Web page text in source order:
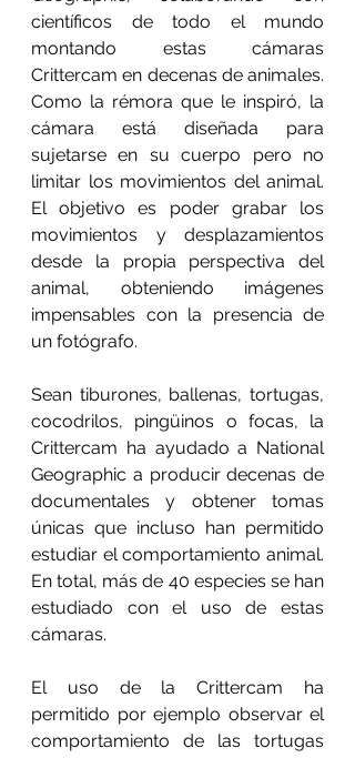
científicos de todo el mundo
montando estas cámaras
Crittercam en decenas de animales.
Como la rémora que le inspiró, la
cámara está diseñada para
sujetarse en su cuerpo pero no
limitar los movimientos del animal.
El objetivo es poder grabar los
movimientos y desplazamientos
desde la propia perspectiva del
animal, obteniendo imágenes
impensables con la presencia de
un fotógrafo.
Sean tiburones, ballenas, tortugas,
cocodrilos, pingüinos o focas, la
Crittercam ha ayudado a National
Geographic a producir decenas de
documentales y obtener tomas
únicas que incluso han permitido
estudiar el comportamiento animal.
En total, más de 40 especies se han
estudiado con el uso de estas
cámaras.
El uso de la Crittercam ha
permitido por ejemplo observar el
comportamiento de las tortugas